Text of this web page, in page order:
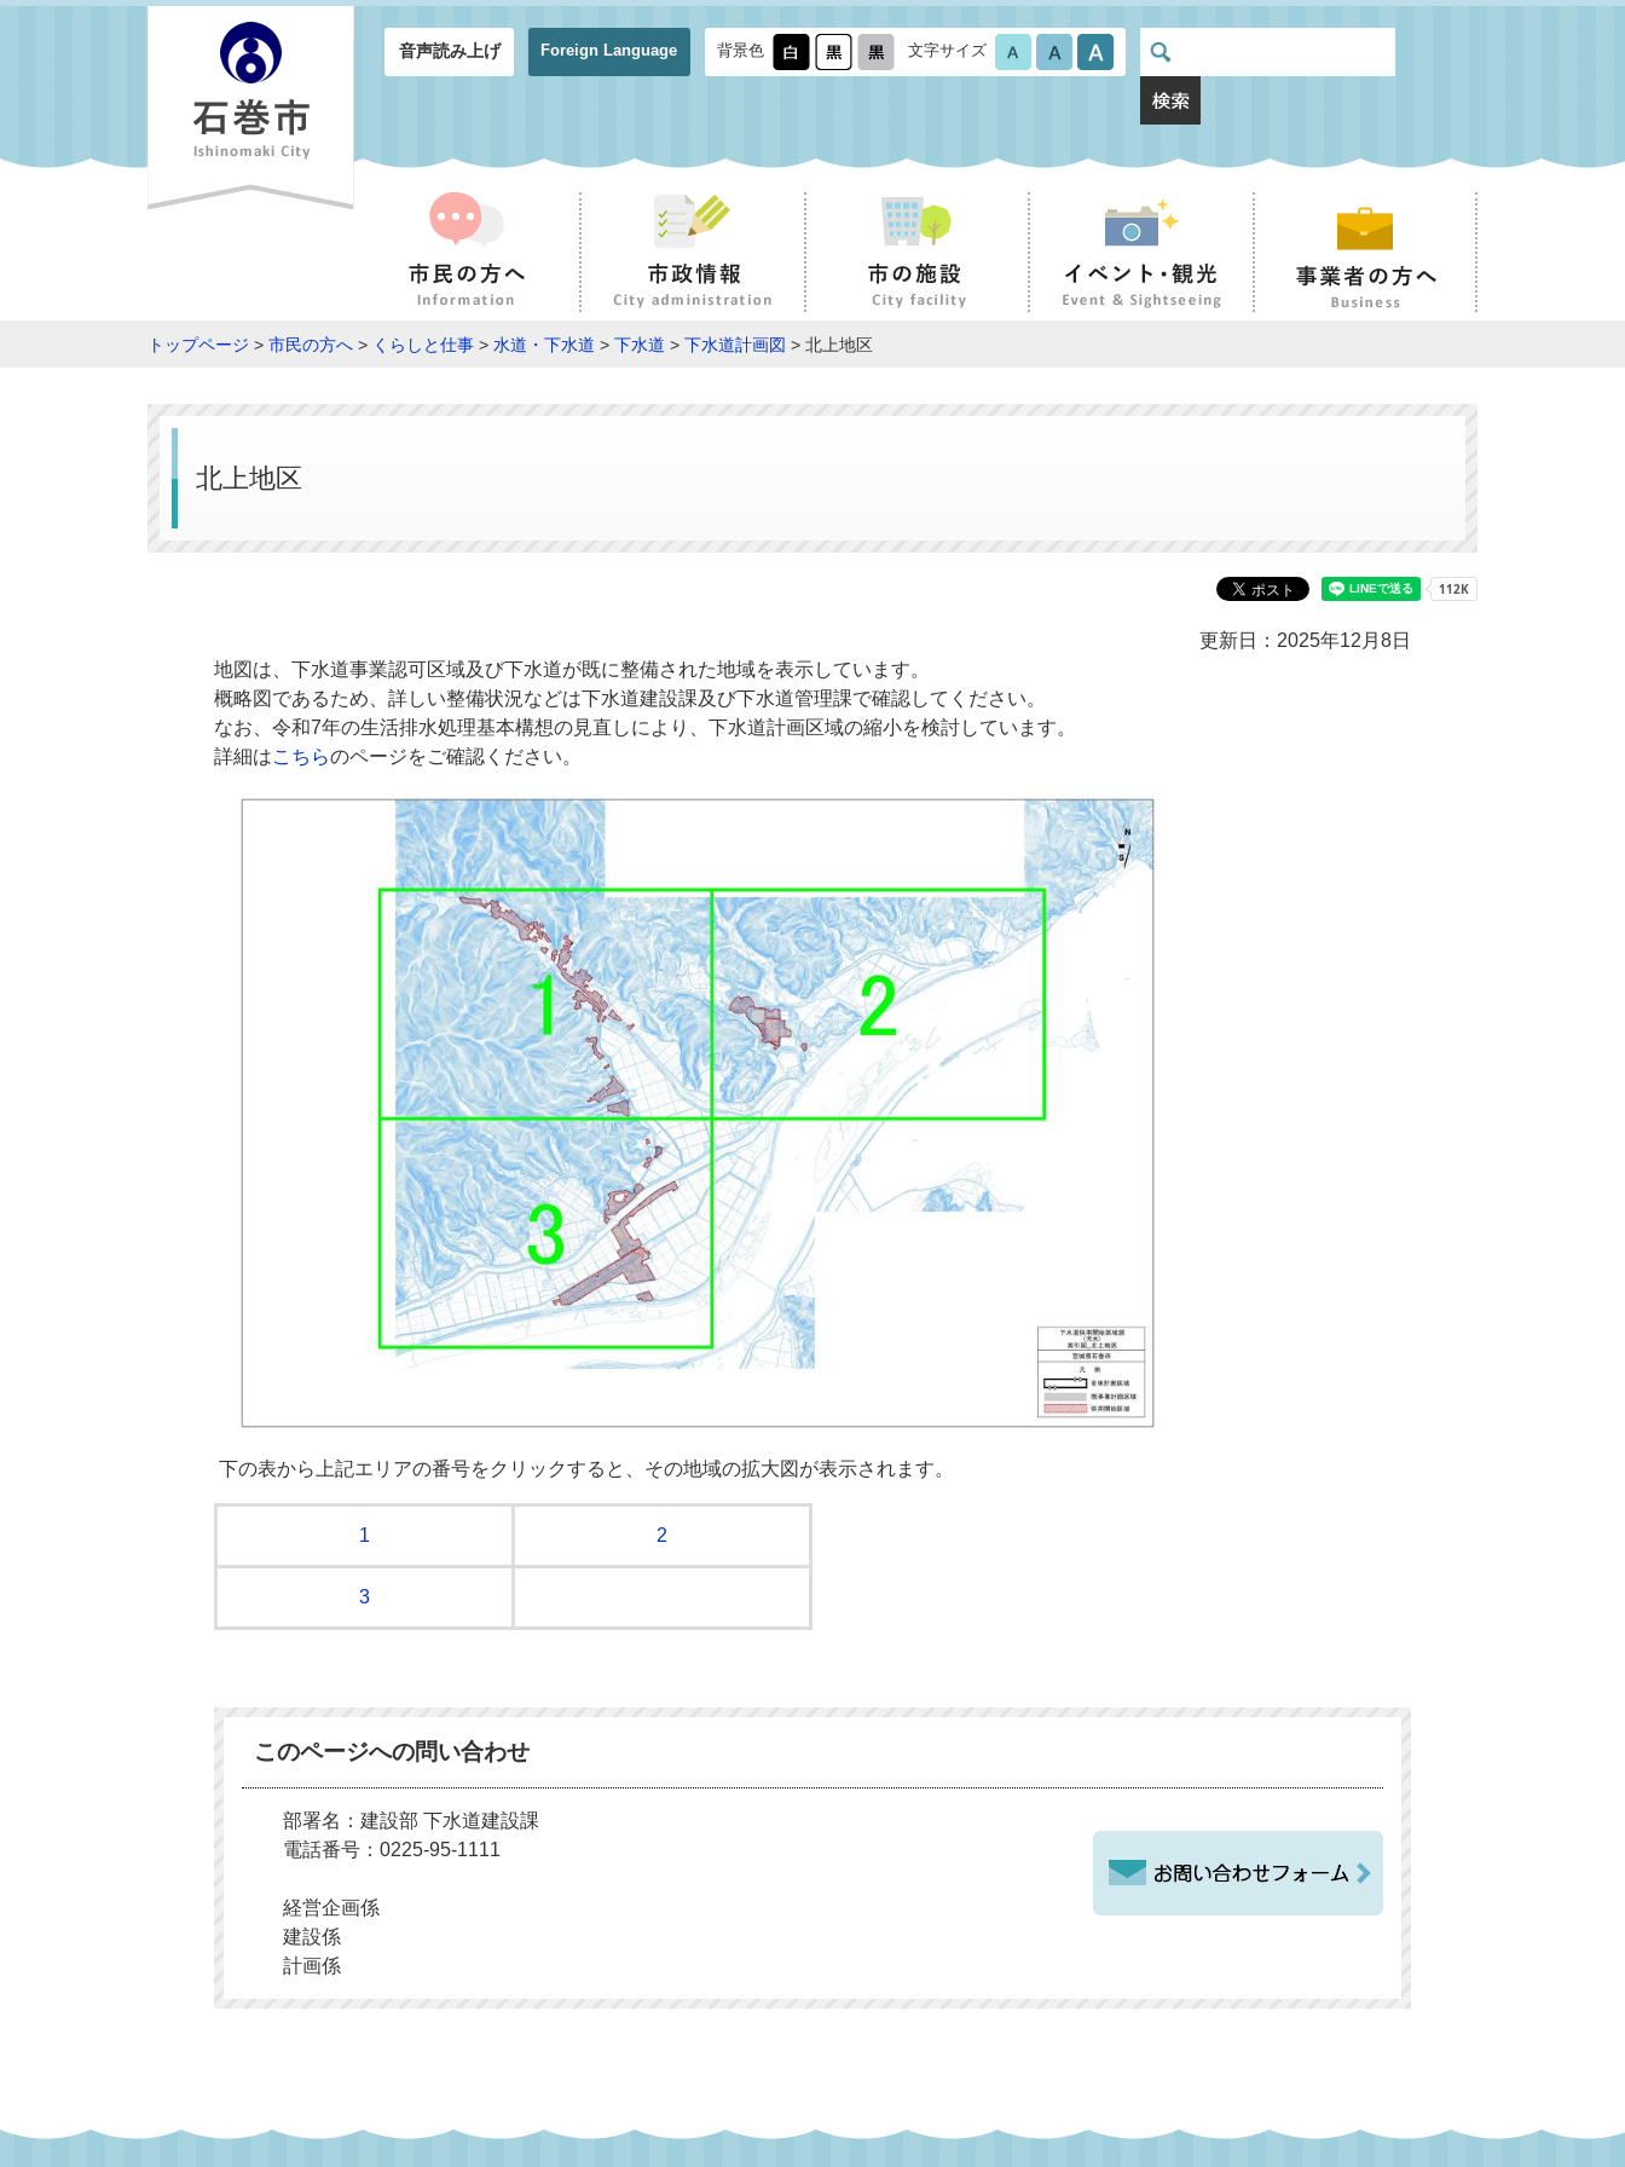
音声読み上げ Foreign Language 背景色 文字サイズ
トップページ > 市民の方へ > くらしと仕事 > 水道・下水道 > 下水道 > 下水道計画図 > 北上地区
北上地区
更新日：2025年12月8日
地図は、下水道事業認可区域及び下水道が既に整備された地域を表示しています。
概略図であるため、詳しい整備状況などは下水道建設課及び下水道管理課で確認してください。
なお、令和7年の生活排水処理基本構想の見直しにより、下水道計画区域の縮小を検討しています。
詳細はこちらのページをご確認ください。
下の表から上記エリアの番号をクリックすると、その地域の拡大図が表示されます。
1 2
3
このページへの問い合わせ
部署名：建設部 下水道建設課
電話番号：0225-95-1111
経営企画係
建設係
計画係